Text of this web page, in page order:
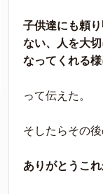
子供達にも頼
ない、人を大
なってくれる
って伝えた。
そしたらその後
ありがとうこ